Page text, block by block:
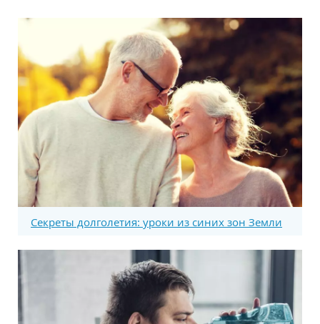
Секреты долголетия: уроки из синих зон Земли